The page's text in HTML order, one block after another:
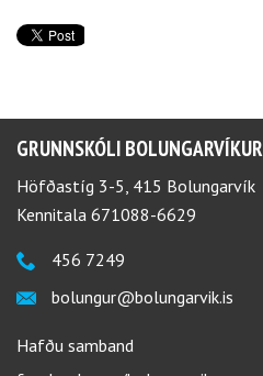
GRUNNSKÓLI BOLUNGARVÍKUR
Höfðastíg 3-5, 415 Bolungarvík
Kennitala 671088-6629
456 7249
bolungur@bolungarvik.is
Hafðu samband